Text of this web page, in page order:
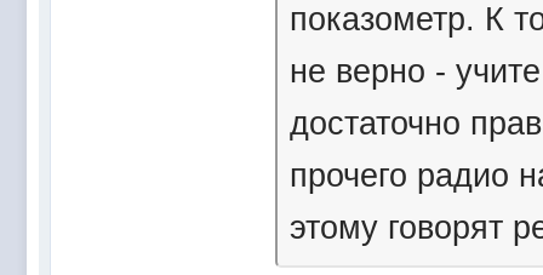
показометр. К
не верно -
достаточно
прочего радио
этому говорят